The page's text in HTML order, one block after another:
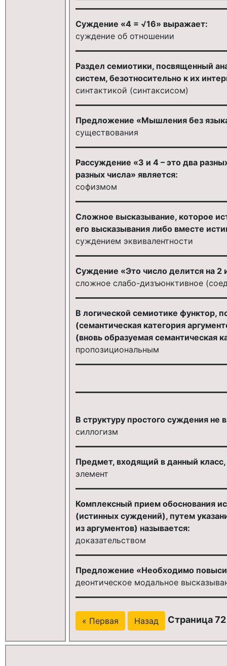
Суждение «4 = √16» выражает:
суждение об отношении
Раздел семиотики, посвященный
систем, безотносительно к их
синтактикой (синтаксисом)
Предложение «Мышления без
существования
Рассуждение «3 и 4 – это два
разных числа» является:
софизмом
Сложное высказывание, которое
его высказывания либо вместе
суждением эквивалентности
Суждение «Это число делится на
сложное слабо-дизъюнктивное
В логической семиотике функтор,
(семантическая категория
(вновь образуемая семантическая
пропозициональным
В структуру простого суждения не
силлогизм
Предмет, входящий в данный класс,
элемент
Комплексный прием обоснования
(истинных суждений), путем
из аргументов) называется:
доказательством
Предложение «Необходимо
деонтическое модальное
« Первая Назад Страница 72